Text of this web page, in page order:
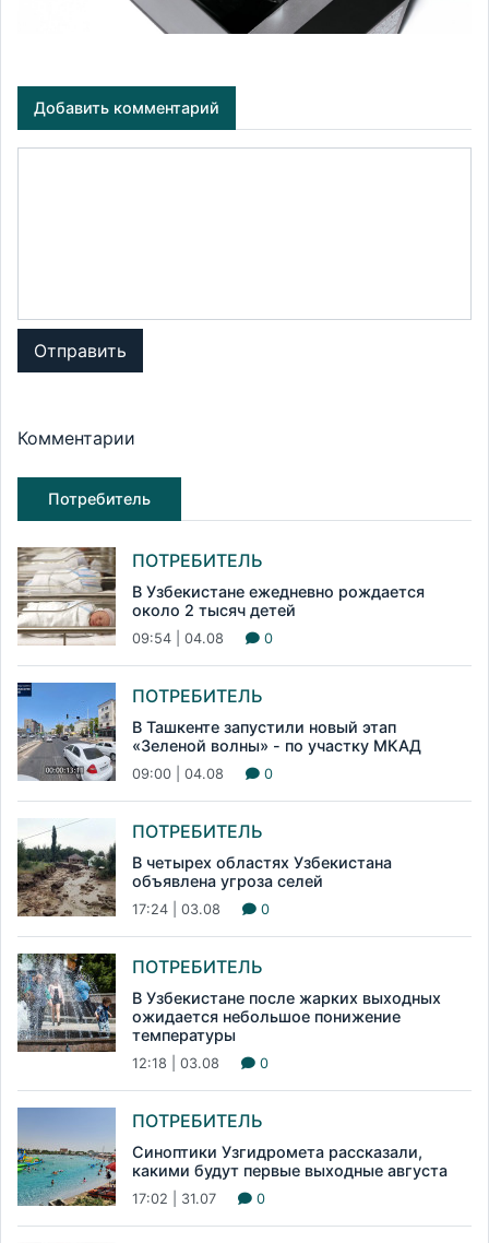
Добавить комментарий
Отправить
Комментарии
Потребитель
ПОТРЕБИТЕЛЬ
В Узбекистане ежедневно рождается
около 2 тысяч детей
09:54 | 04.08 0
ПОТРЕБИТЕЛЬ
В Ташкенте запустили новый этап
«Зеленой волны» - по участку МКАД
09:00 | 04.08 0
ПОТРЕБИТЕЛЬ
В четырех областях Узбекистана
объявлена угроза селей
17:24 | 03.08 0
ПОТРЕБИТЕЛЬ
В Узбекистане после жарких выходных
ожидается небольшое понижение
температуры
12:18 | 03.08 0
ПОТРЕБИТЕЛЬ
Синоптики Узгидромета рассказали,
какими будут первые выходные августа
17:02 | 31.07 0